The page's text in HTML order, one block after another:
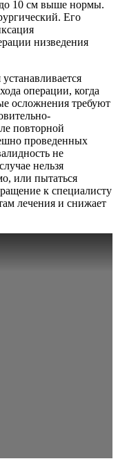
до 10 см выше нормы.
Его
низведения
операции, когда
осложнения требуют
повторной
проведенных
не
нельзя
или пытаться
к специалисту
лечения и снижает